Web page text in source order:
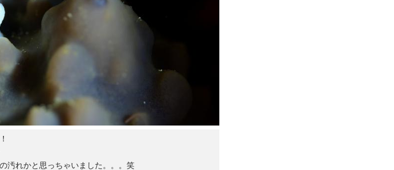
汚れかと思っちゃいました。。。笑